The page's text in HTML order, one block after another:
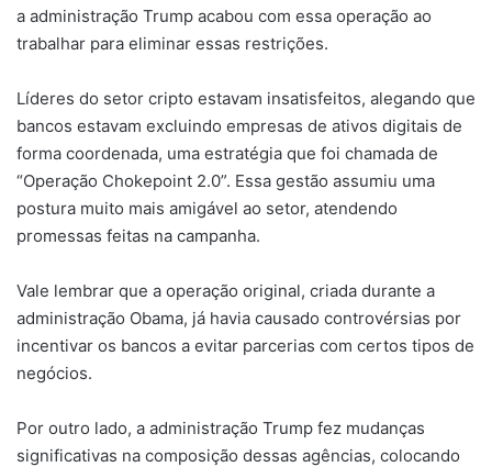
a administração Trump acabou com essa operação ao
trabalhar para eliminar essas restrições.
Líderes do setor cripto estavam insatisfeitos, alegando que
bancos estavam excluindo empresas de ativos digitais de
forma coordenada, uma estratégia que foi chamada de
“Operação Chokepoint 2.0”. Essa gestão assumiu uma
postura muito mais amigável ao setor, atendendo
promessas feitas na campanha.
Vale lembrar que a operação original, criada durante a
administração Obama, já havia causado controvérsias por
incentivar os bancos a evitar parcerias com certos tipos de
negócios.
Por outro lado, a administração Trump fez mudanças
significativas na composição dessas agências, colocando